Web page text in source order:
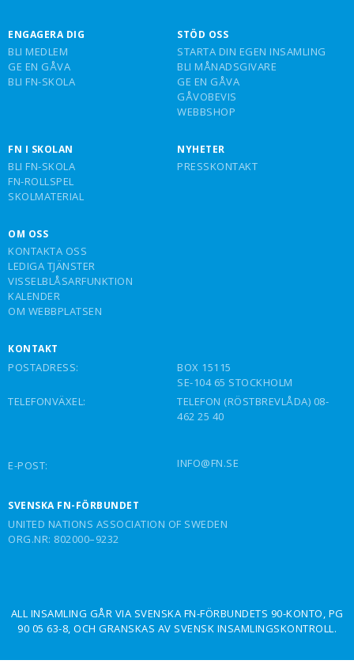
ENGAGERA DIG
BLI MEDLEM
GE EN GÅVA
BLI FN-SKOLA
STÖD OSS
STARTA DIN EGEN INSAMLING
BLI MÅNADSGIVARE
GE EN GÅVA
GÅVOBEVIS
WEBBSHOP
FN I SKOLAN
BLI FN-SKOLA
FN-ROLLSPEL
SKOLMATERIAL
NYHETER
PRESSKONTAKT
OM OSS
KONTAKTA OSS
LEDIGA TJÄNSTER
VISSELBLÅSARFUNKTION
KALENDER
OM WEBBPLATSEN
KONTAKT
POSTADRESS:
BOX 15115
SE-104 65 STOCKHOLM
TELEFONVÄXEL:
TELEFON (RÖSTBREVLÅDA) 08-
462 25 40
E-POST: INFO@FN.SE
SVENSKA FN-FÖRBUNDET
UNITED NATIONS ASSOCIATION OF SWEDEN
ORG.NR: 802000–9232
ALL INSAMLING GÅR VIA SVENSKA FN-FÖRBUNDETS 90-KONTO, PG
90 05 63-8, OCH GRANSKAS AV SVENSK INSAMLINGSKONTROLL.